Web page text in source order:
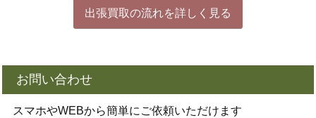
出張買取の流れを詳しく見る
お問い合わせ
スマホやWEBから簡単にご依頼いただけます